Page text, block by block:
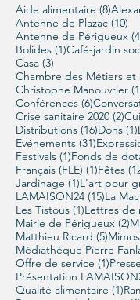
Aide alimentaire (8)8
Antenne de Plazac (10)
Antenne de Périgueux
Bolides (1)1 post
Café-jardin
Casa (3)
Chambre des Métiers
Christophe Manouvrier
Conférences (6)6 posts
Crise sanitaire 2020 (2)2
Distributions (16)16 posts
Dons (1)
Evénements (31)31 posts
Festivals (1)1 post
Fonds de
Français (FLE) (1)1 post
Fêtes
Jardinage (1)1 post
L'art pour
LAMAISON24 (15)15
La
Les Tistous (1)1 post
Lettres de
Mairie de Périgueux (2)2
Matthieu Ricard (5)5 posts
Mimos
Médiathèque Pierre
Offre de service (1)1 post
Presse
Présentation
Qualité alimentaire (1)1